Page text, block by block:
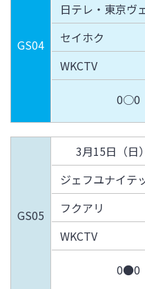
GS04
日テレ・東京ヴ
セイホク
WKCTV
0○0
GS05
3月15日（日）
ジェフユナイテ
フクアリ
WKCTV
0●0